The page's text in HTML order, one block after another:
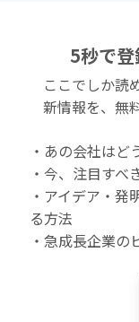
5秒で
ここでしか読
新情報を、無
・あの会社はど
・今、注目すべ
・アイデア・
る方法
・急成長企業